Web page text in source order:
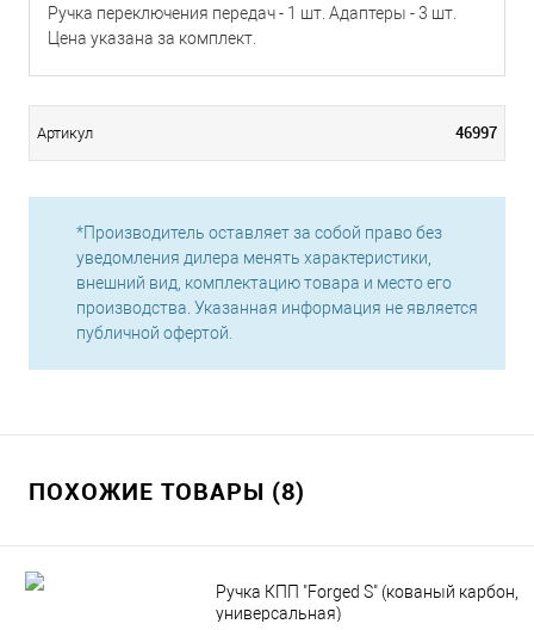
Ручка переключения передач - 1 шт. Адаптеры - 3 шт.
Цена указана за комплект.
Артикул 46997
*Производитель оставляет за собой право без
уведомления дилера менять характеристики,
внешний вид, комплектацию товара и место его
производства. Указанная информация не является
публичной офертой.
ПОХОЖИЕ ТОВАРЫ (8)
Ручка КПП "Forged S" (кованый карбон,
универсальная)